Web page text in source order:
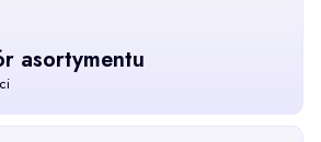
asortymentu